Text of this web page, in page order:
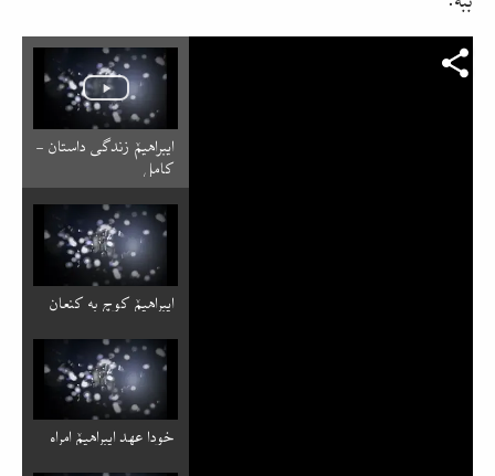
ایبراهیمٚ زندگی داستان -
کامل
ایبراهیمٚ کوچ به کنعان
خودا عهد ایبراهیمٚ امراه